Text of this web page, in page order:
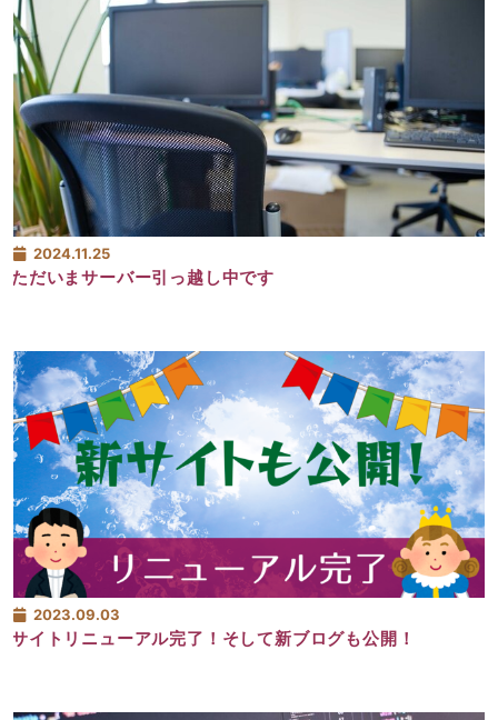
2024.11.25
ただいまサーバー引っ越し中です
2023.09.03
サイトリニューアル完了！そして新ブログも公開！